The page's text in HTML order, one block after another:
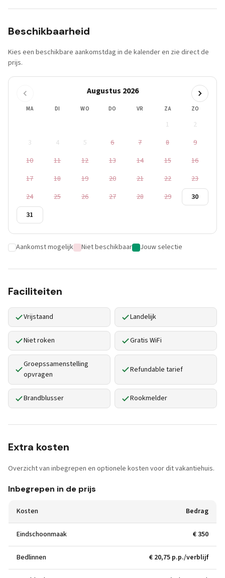
Beschikbaarheid
Kies een beschikbare aankomstdag in de kalender en zie direct de
prijs.
Augustus 2026
MA DI WO DO VR ZA ZO
1
2
3
4 5 6 7 8
9
10
11 12 13 14 15
16
17
18 19 20 21 22
23
24
25 26 27 28 29
30
31
Aankomst mogelijk Niet beschikbaar Jouw selectie
Faciliteiten
Vrijstaand Landelijk
Niet roken Gratis WiFi
Groepssamenstelling
opvragen
Refundable tarief
Brandblusser Rookmelder
Extra kosten
Overzicht van inbegrepen en optionele kosten voor dit vakantiehuis.
Inbegrepen in de prijs
Kosten Bedrag
Eindschoonmaak € 350
Bedlinnen € 20,75 p.p./verblijf